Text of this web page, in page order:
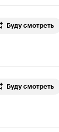
Буду смотреть
Буду смотреть